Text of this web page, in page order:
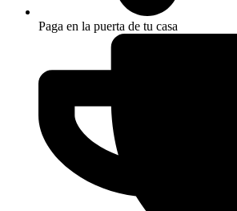
Paga en la puerta de tu casa